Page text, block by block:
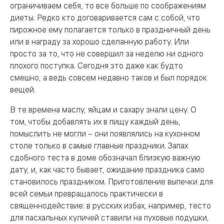
ограничиваем себя, то все больше по соображениям
диеты. Редко кто договаривается сам с собой, что
пирожное ему полагается только в праздничный день
или в награду за хорошо сделанную работу. Или
просто за то, что не совершил за неделю ни одного
плохого поступка. Сегодня это даже как будто
смешно, а ведь совсем недавно таков и был порядок
вещей.
В те времена маслу, яйцам и сахару знали цену. О
том, чтобы добавлять их в пищу каждый день,
помыслить не могли – они появлялись на кухонном
столе только в самые главные праздники. Запах
сдобного теста в доме обозначал близкую важную
дату, и, как часто бывает, ожидание праздника само
становилось праздником. Приготовление выпечки для
всей семьи превращалось практически в
священнодействие: в русских избах, например, тесто
для пасхальных куличей ставили на пуховые подушки,